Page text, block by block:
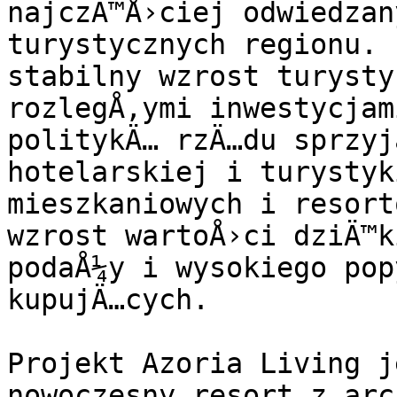
najczÄ™Å›ciej
turystycznych regionu.
stabilny wzrost
rozlegÅ‚ymi
politykÄ… rzÄ…du
hotelarskiej i
mieszkaniowych i
wzrost wartoÅ›ci
podaÅ¼y i wysokiego
kupujÄ…cych.
Projekt Azoria Living